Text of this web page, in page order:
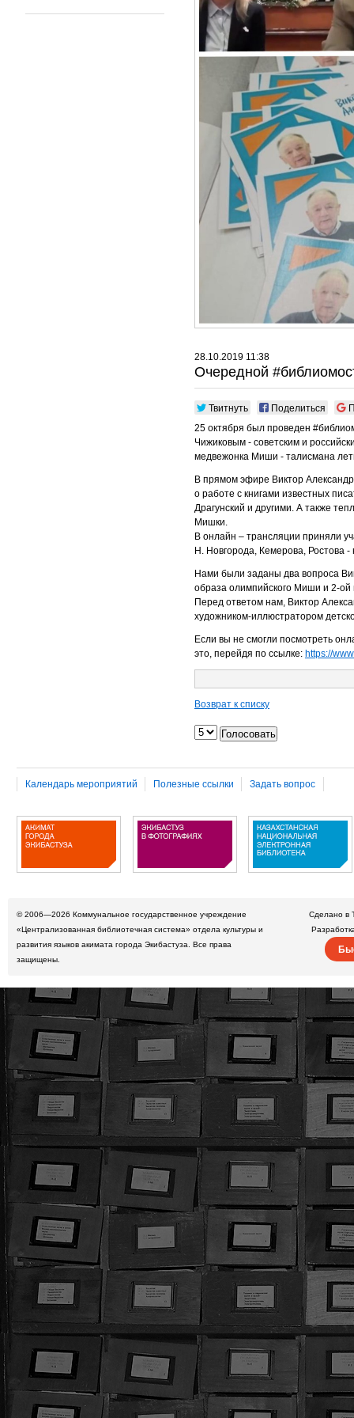
28.10.2019 11:38
Очередной
Твитнуть Поделиться
25 октября был проведен
Чижиковым - советским и
медвежонка Миши - талисмана
В прямом эфире Виктор
о работе с книгами известных
Драгунский и другими. А также
Мишки.
В онлайн – трансляции приняли
Н. Новгорода, Кемерова, Ростова
Нами были заданы два вопроса
образа олимпийского Миши и 2-ой
Перед ответом нам, Виктор
художником-иллюстратором
Если вы не смогли посмотреть
это, перейдя по ссылке: https://
Возврат к списку
Календарь мероприятий Полезные ссылки Задать вопрос
© 2006—2026 Коммунальное государственное учреждение
«Централизованная библиотечная система» отдела культуры и
развития языков акимата города Экибастуза. Все права
защищены.
Сделано в